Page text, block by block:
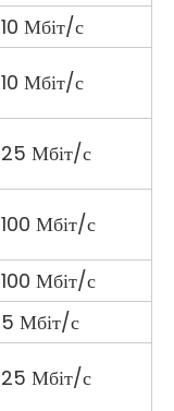
10 Мбіт/с
10 Мбіт/с
25 Мбіт/с
100 Мбіт/с
100 Мбіт/с
5 Мбіт/с
25 Мбіт/с